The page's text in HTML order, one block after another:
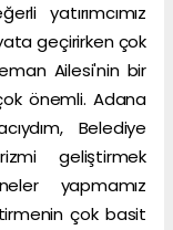
yatırımcımız
geçirirken çok
Ailesi'nin bir
önemli. Adana
Belediye
geliştirmek
yapmamız
çok basit